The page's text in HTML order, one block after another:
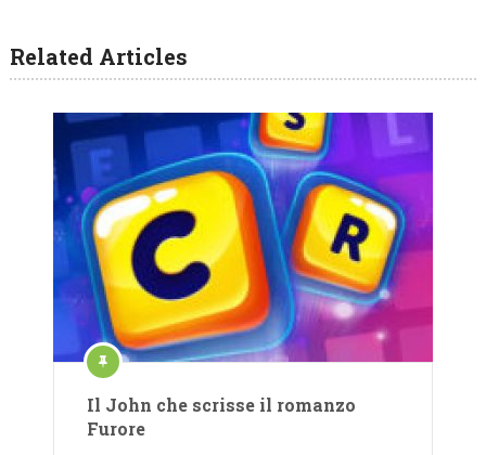
Related Articles
Il John che scrisse il romanzo
Furore